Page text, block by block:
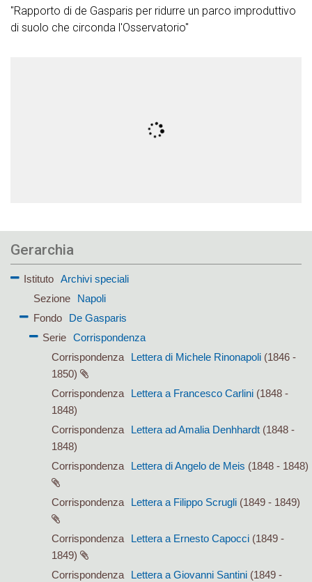
"Rapporto di de Gasparis per ridurre un parco improduttivo
di suolo che circonda l'Osservatorio"
Gerarchia
Istituto
Archivi speciali
Sezione
Napoli
Fondo
De Gasparis
Serie Corrispondenza
Corrispondenza
Lettera di Michele Rinonapoli (1846 -
1850)
Corrispondenza
Lettera a Francesco Carlini (1848 -
1848)
Corrispondenza
Lettera ad Amalia Denhhardt (1848 -
1848)
Corrispondenza
Lettera di Angelo de Meis (1848 - 1848)
Corrispondenza Lettera a Filippo Scrugli (1849 - 1849)
Corrispondenza Lettera a Ernesto Capocci (1849 -
1849)
Corrispondenza
Lettera a Giovanni Santini (1849 -